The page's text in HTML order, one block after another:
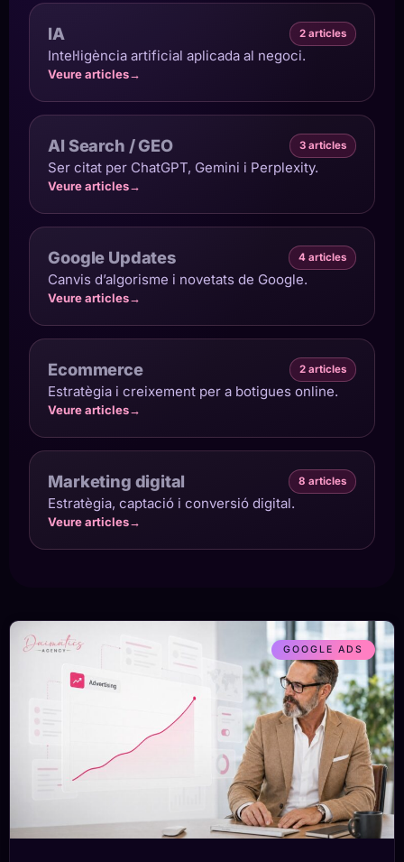
IA 2 articles
Intel·ligència artificial aplicada al negoci.
Veure articles→
AI Search / GEO 3 articles
Ser citat per ChatGPT, Gemini i Perplexity.
Veure articles→
Google Updates 4 articles
Canvis d’algorisme i novetats de Google.
Veure articles→
Ecommerce 2 articles
Estratègia i creixement per a botigues online.
Veure articles→
Marketing digital 8 articles
Estratègia, captació i conversió digital.
Veure articles→
GOOGLE ADS